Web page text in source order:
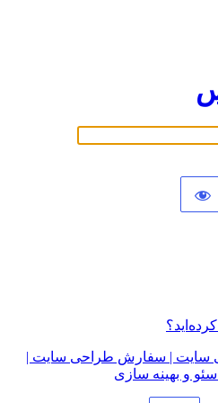
سایت | سفارش طراحی سایت |
و بهینه سازی